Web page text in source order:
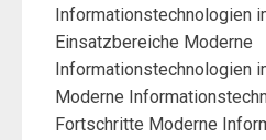
Informationstechnologien
Einsatzbereiche Moderne
Informationstechnologien
Moderne
Fortschritte Moderne